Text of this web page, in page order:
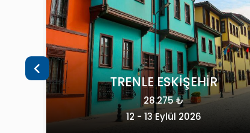
TRENLE ESKİŞEHİR
28.275 ₺
12 - 13 Eylül 2026